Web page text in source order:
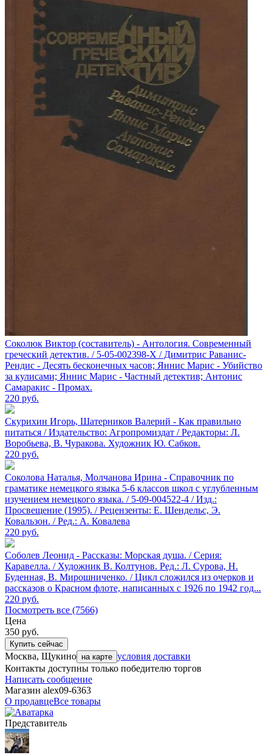
Соколюк Виктор (составитель) - Антология. Современный
греческий детектив. / 5-05-002398-X / Димитрис Раванис-
Рендис - Десять бесконечных часов; Яннис Марис - Убийство
за кулисами; Яннис Марис - Частный детектив; Антонис
Самаракис - Промах.
220 руб.
Скурихин Игорь, Шатерников Валерий - Как правильно
питаться / Издательство: Агропромиздат / Редакторы: Л.
Воробьева, В. Чуракова. Художник Ю. Сабков.
220 руб.
Соколова Наталья, Молчанова Ирина - Справочник по
граматике немецкого языка 5-6 классов школ с углубленным
изучением немецкого языка. / 5-09-004522-4 / Изд.:
Просвещение (1995). / Рецензенты: Е. Шендельс, Э.
Ковальзон. / Ред.: А. Ковалева
220 руб.
Соболев Леонид - Рассказы: Морская душа. / Серия:
Каравелла. / Художник В. Колтунов. Ред.: Л. Сурова, Н.
Буденная, В. Мирошниченко. / Цикл сложился из очерков и
рассказов о Красном флоте, написанных с 1926 по 1942 год...
220 руб.
Посмотреть все (7566)
Цена
350 руб.
Купить сейчас
Москва, Щукино на карте условия доставки
Контакты доступны только победителю торгов
Написать сообщение
Магазин alex09-6363
О продавцеВсе товары
Представитель